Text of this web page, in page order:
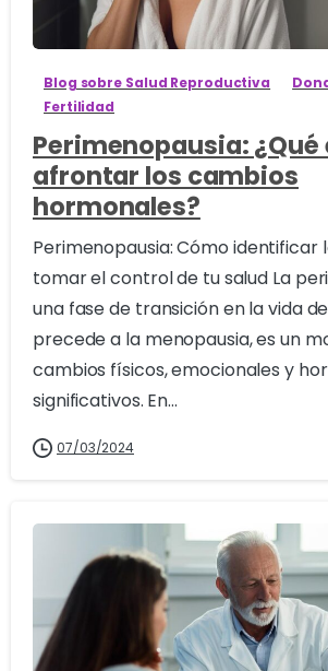
Blog sobre Salud Reproductiva
Fertilidad
Perimenopausia: ¿Qué
afrontar los cambios
hormonales?
Perimenopausia: Cómo identificar
tomar el control de tu salud La
una fase de transición en la vida
precede a la menopausia, es un
cambios físicos, emocionales y
significativos. En...
07/03/2024